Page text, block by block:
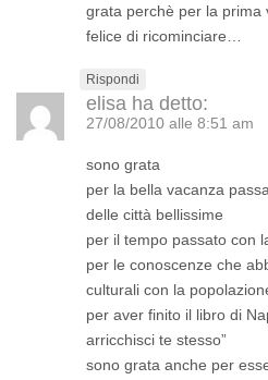
grata perchè per la prima
felice di ricominciare…
Rispondi
elisa ha detto:
27/08/2010 alle 8:51 am
sono grata
per la bella vacanza
delle città bellissime
per il tempo passato con
per le conoscenze che
culturali con la
per aver finito il libro di
arricchisci te stesso”
sono grata anche per